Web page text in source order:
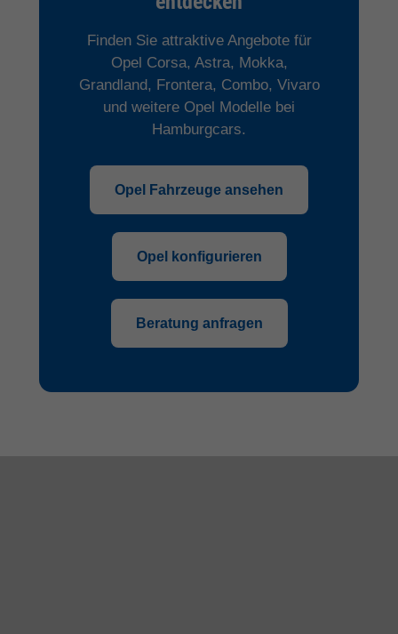
Finden Sie attraktive Angebote für
Opel Corsa, Astra, Mokka,
Grandland, Frontera, Combo, Vivaro
und weitere Opel Modelle bei
Hamburgcars.
Opel Fahrzeuge ansehen
Opel konfigurieren
Beratung anfragen